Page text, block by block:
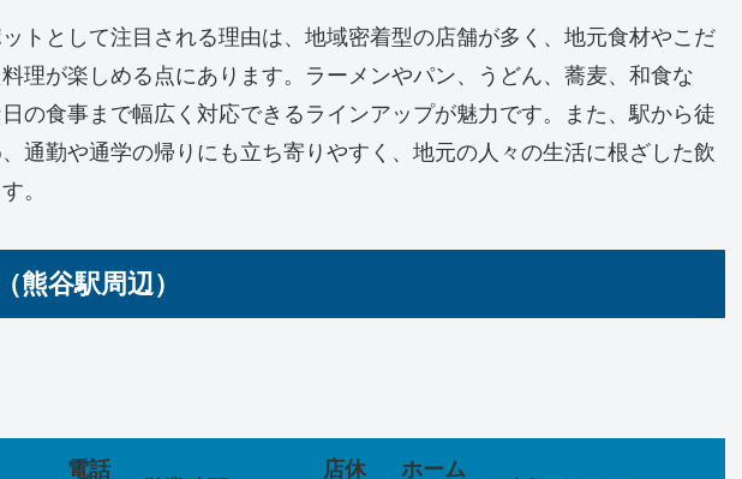
トとして注目される理由は、地域密着型の店舗が多く、地元食材やこだ
理が楽しめる点にあります。ラーメンやパン、うどん、蕎麦、和食な
の食事まで幅広く対応できるラインアップが魅力です。また、駅から徒
通勤や通学の帰りにも立ち寄りやすく、地元の人々の生活に根ざした飲
。
熊谷駅周辺）
電話
店休
ホーム